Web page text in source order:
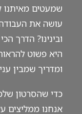
שמעטים מאיתנו
עושה את העבודה
ובינינו? הדרך
היא פשוט
ומדריך שמבין
כדי שהסרטון
אנחנו ממליצים